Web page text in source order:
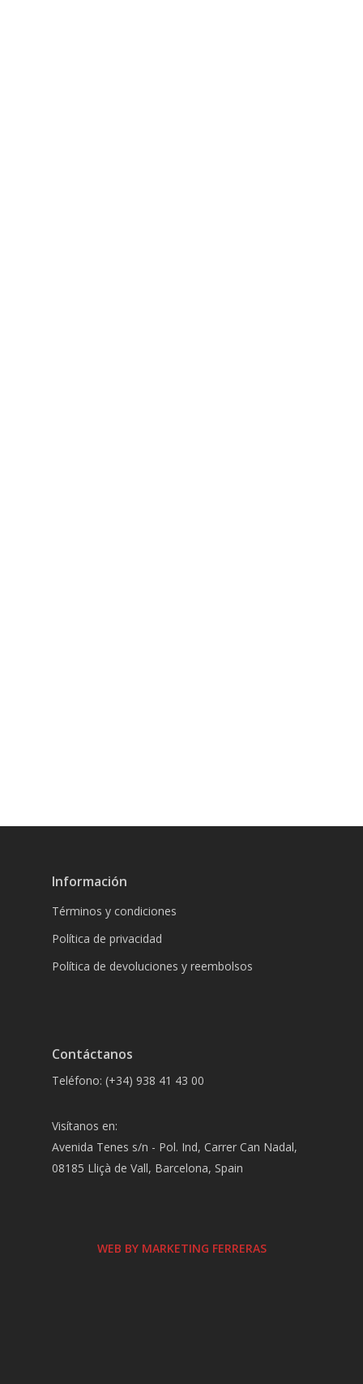
Información
Términos y condiciones
Política de privacidad
Política de devoluciones y reembolsos
Contáctanos
Teléfono: (+34) 938 41 43 00
Visítanos en:
Avenida Tenes s/n - Pol. Ind, Carrer Can Nadal,
08185 Lliçà de Vall, Barcelona, Spain
WEB BY MARKETING FERRERAS